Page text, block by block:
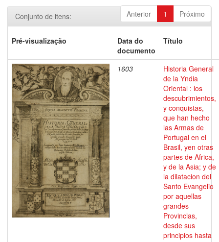
Anterior 1 Próximo
Conjunto de itens:
Pré-visualização
Data do
documento
Título
1603
Historia General
de la Yndia
Oriental : los
descubrimientos,
y conquistas,
que han hecho
las Armas de
Portugal en el
Brasil, yen otras
partes de Africa,
y de la Asia; y de
la dilatacion del
Santo Evangelio
por aquellas
grandes
Provincias,
desde sus
principios hasta